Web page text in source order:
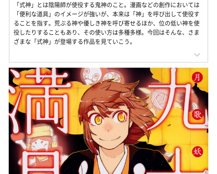
「式神」とは陰陽師が使役する鬼神のこと。漫画などの創作においては
「便利な道具」のイメージが強いが、本来は「神」を呼び出して使役す
ることを指す。荒ぶる神や優しき神を呼び寄せるほか、位の低い神を使
役したりすることもあり、その使い方は多種多様。今回はそんな、さま
ざまな「式神」が登場する作品を見ていこう。